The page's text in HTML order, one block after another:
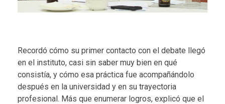
Recordó cómo su primer contacto con el debate llegó
en el instituto, casi sin saber muy bien en qué
consistía, y cómo esa práctica fue acompañándolo
después en la universidad y en su trayectoria
profesional. Más que enumerar logros, explicó que el